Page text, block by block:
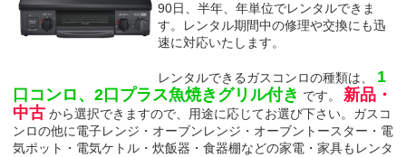
90日、半年、年単位でレンタルできま
す。レンタル期間中の修理や交換にも迅
速に対応いたします。
レンタルできるガスコンロの種類は、
1
口コンロ、2口プラス魚焼きグリル付き です。
新品・
中古 から選択できますので、用途に応じてお選び下さい。ガスコ
ンロの他に電子レンジ・オーブンレンジ・オーブントースター・電
気ポット・電気ケトル・炊飯器・食器棚などの家電・家具もレンタ